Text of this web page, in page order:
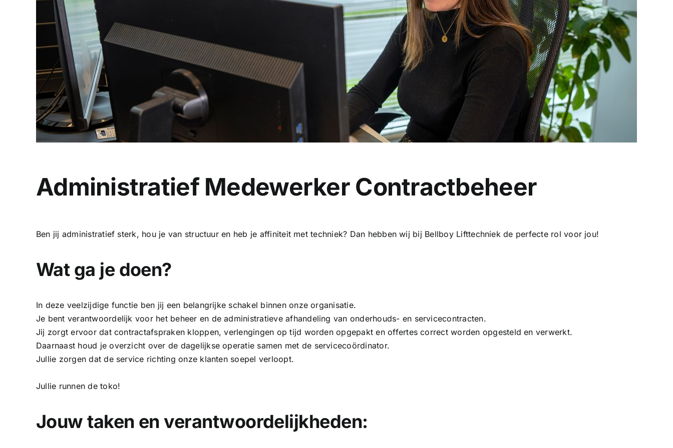
Administratief Medewerker Contractbeheer
Ben jij administratief sterk, hou je van structuur en heb je affiniteit met techniek? Dan hebben wij bij Bellboy Lifttechniek de perfecte rol voor jou!
Wat ga je doen?
In deze veelzijdige functie ben jij een belangrijke schakel binnen onze organisatie.
Je bent verantwoordelijk voor het beheer en de administratieve afhandeling van onderhouds- en servicecontracten.
Jij zorgt ervoor dat contractafspraken kloppen, verlengingen op tijd worden opgepakt en offertes correct worden opgesteld en verwerkt.
Daarnaast houd je overzicht over de dagelijkse operatie samen met de servicecoördinator.
Jullie zorgen dat de service richting onze klanten soepel verloopt.
Jullie runnen de toko!
Jouw taken en verantwoordelijkheden: